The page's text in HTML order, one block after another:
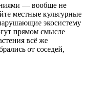
— вообще не
местные культурные
экосистему
прямом смысле
всё же
от соседей,